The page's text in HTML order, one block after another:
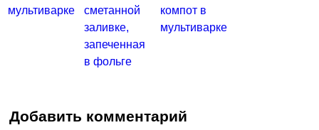
мультиварке
сметанной
заливке,
запеченная
в фольге
компот в
мультиварке
Добавить комментарий